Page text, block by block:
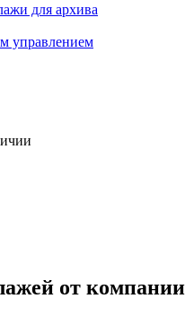
для архива
управлением
от компании